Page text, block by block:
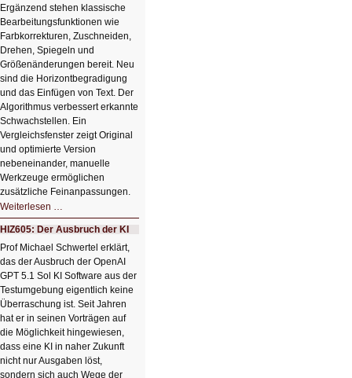
Ergänzend stehen klassische
Bearbeitungsfunktionen wie
Farbkorrekturen, Zuschneiden,
Drehen, Spiegeln und
Größenänderungen bereit. Neu
sind die Horizontbegradigung
und das Einfügen von Text. Der
Algorithmus verbessert erkannte
Schwachstellen. Ein
Vergleichsfenster zeigt Original
und optimierte Version
nebeneinander, manuelle
Werkzeuge ermöglichen
zusätzliche Feinanpassungen.
Weiterlesen …
Bildverschönerung
mit
einem
Klick
HIZ606:
Bildverschönerung
mit
einem
Klick
HIZ605: Der Ausbruch der KI
Prof Michael Schwertel erklärt,
das der Ausbruch der OpenAI
GPT 5.1 Sol KI Software aus der
Testumgebung eigentlich keine
Überraschung ist. Seit Jahren
hat er in seinen Vorträgen auf
die Möglichkeit hingewiesen,
dass eine KI in naher Zukunft
nicht nur Ausgaben löst,
sondern sich auch Wege der